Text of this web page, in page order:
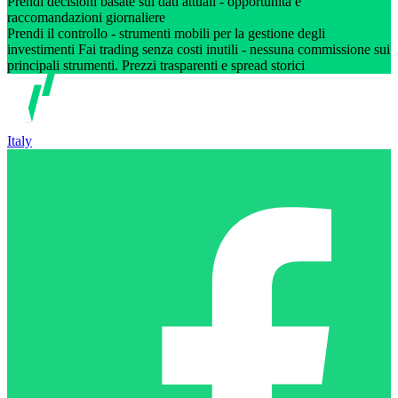
raccomandazioni giornaliere
Prendi il controllo - strumenti mobili per la gestione degli
investimenti Fai trading senza costi inutili - nessuna commissione sui
principali strumenti. Prezzi trasparenti e spread storici
Italy